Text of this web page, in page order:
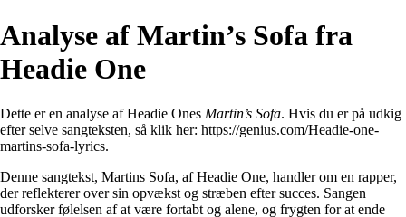
Analyse af Martin’s Sofa fra
Headie One
Dette er en analyse af Headie Ones Martin’s Sofa. Hvis du er på udkig
efter selve sangteksten, så klik her: https://genius.com/Headie-one-
martins-sofa-lyrics.
Denne sangtekst, Martins Sofa, af Headie One, handler om en rapper,
der reflekterer over sin opvækst og stræben efter succes. Sangen
udforsker følelsen af at være fortabt og alene, og frygten for at ende